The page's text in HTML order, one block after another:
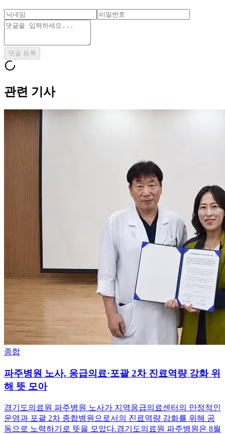
댓글 등록
관련 기사
종합
파주병원 노사, 응급의료·포괄 2차 진료역량 강화 위
해 뜻 모아
경기도의료원 파주병원 노사가 지역응급의료센터의 안정적인
운영과 포괄 2차 종합병원으로서의 진료역량 강화를 위해 공
동으로 노력하기로 뜻을 모았다.경기도의료원 파주병원은 8월